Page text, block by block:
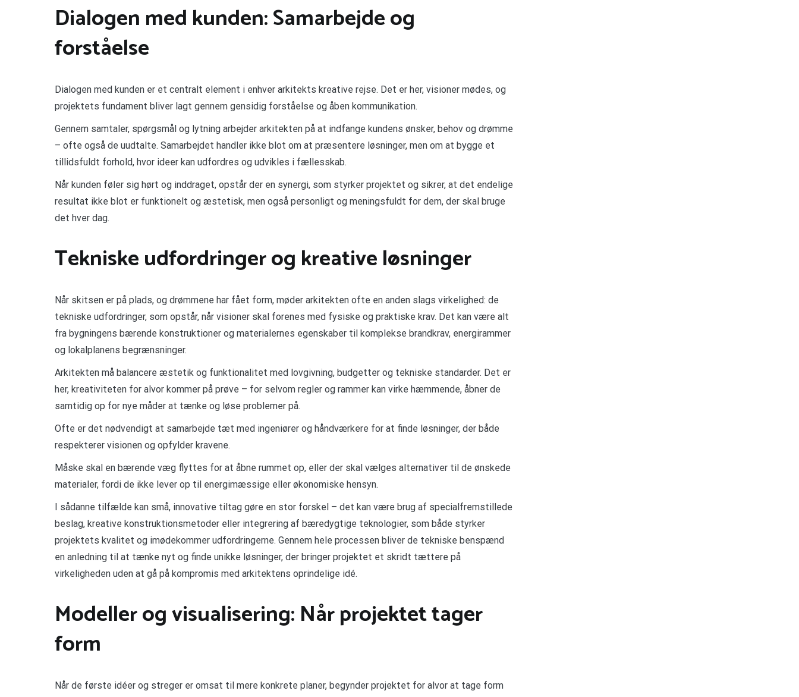
Dialogen med kunden: Samarbejde og
forståelse
Dialogen med kunden er et centralt element i enhver arkitekts kreative rejse. Det er her, visioner mødes, og
projektets fundament bliver lagt gennem gensidig forståelse og åben kommunikation.
Gennem samtaler, spørgsmål og lytning arbejder arkitekten på at indfange kundens ønsker, behov og drømme
– ofte også de uudtalte. Samarbejdet handler ikke blot om at præsentere løsninger, men om at bygge et
tillidsfuldt forhold, hvor ideer kan udfordres og udvikles i fællesskab.
Når kunden føler sig hørt og inddraget, opstår der en synergi, som styrker projektet og sikrer, at det endelige
resultat ikke blot er funktionelt og æstetisk, men også personligt og meningsfuldt for dem, der skal bruge
det hver dag.
Tekniske udfordringer og kreative løsninger
Når skitsen er på plads, og drømmene har fået form, møder arkitekten ofte en anden slags virkelighed: de
tekniske udfordringer, som opstår, når visioner skal forenes med fysiske og praktiske krav. Det kan være alt
fra bygningens bærende konstruktioner og materialernes egenskaber til komplekse brandkrav, energirammer
og lokalplanens begrænsninger.
Arkitekten må balancere æstetik og funktionalitet med lovgivning, budgetter og tekniske standarder. Det er
her, kreativiteten for alvor kommer på prøve – for selvom regler og rammer kan virke hæmmende, åbner de
samtidig op for nye måder at tænke og løse problemer på.
Ofte er det nødvendigt at samarbejde tæt med ingeniører og håndværkere for at finde løsninger, der både
respekterer visionen og opfylder kravene.
Måske skal en bærende væg flyttes for at åbne rummet op, eller der skal vælges alternativer til de ønskede
materialer, fordi de ikke lever op til energimæssige eller økonomiske hensyn.
I sådanne tilfælde kan små, innovative tiltag gøre en stor forskel – det kan være brug af specialfremstillede
beslag, kreative konstruktionsmetoder eller integrering af bæredygtige teknologier, som både styrker
projektets kvalitet og imødekommer udfordringerne. Gennem hele processen bliver de tekniske benspænd
en anledning til at tænke nyt og finde unikke løsninger, der bringer projektet et skridt tættere på
virkeligheden uden at gå på kompromis med arkitektens oprindelige idé.
Modeller og visualisering: Når projektet tager
form
Når de første idéer og streger er omsat til mere konkrete planer, begynder projektet for alvor at tage form